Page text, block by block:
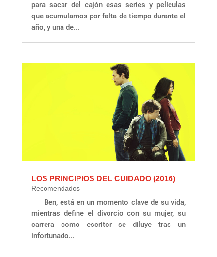
para sacar del cajón esas series y películas
que acumulamos por falta de tiempo durante el
año, y una de...
LOS PRINCIPIOS DEL CUIDADO (2016)
Recomendados
Ben, está en un momento clave de su vida,
mientras define el divorcio con su mujer, su
carrera como escritor se diluye tras un
infortunado...